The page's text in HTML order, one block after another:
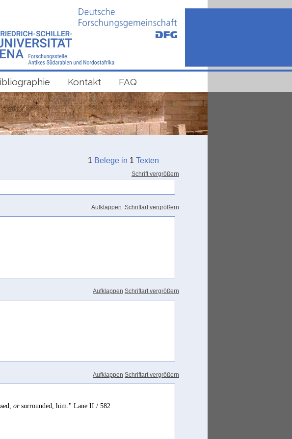
Kontakt FAQ
1 Belege in 1 Texten
Schrift vergrößern
Aufklappen Schriftart vergrößern
Aufklappen Schriftart vergrößern
Aufklappen Schriftart vergrößern
orsurrounded, him." Lane II / 582